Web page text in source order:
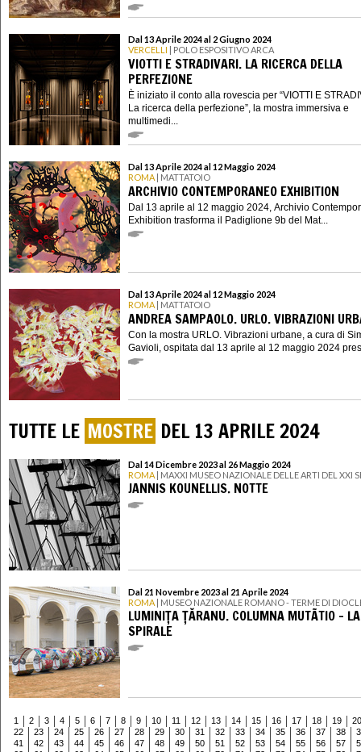
Dal 13 Aprile 2024 al 2 Giugno 2024
VERCELLI | POLO ESPOSITIVO ARCA
VIOTTI E STRADIVARI. LA RICERCA DELLA
PERFEZIONE
È iniziato il conto alla rovescia per “VIOTTI E
La ricerca della perfezione”, la mostra immersiva e
multimedi...
Dal 13 Aprile 2024 al 12 Maggio 2024
ROMA | MATTATOIO
ARCHIVIO CONTEMPORANEO EXHIBITION
Dal 13 aprile al 12 maggio 2024, Archivio
Exhibition trasforma il Padiglione 9b del Mat...
Dal 13 Aprile 2024 al 12 Maggio 2024
ROMA | MATTATOIO
ANDREA SAMPAOLO. URLO. VIBRAZIONI
Con la mostra URLO. Vibrazioni urbane, a cura di
Gavioli, ospitata dal 13 aprile al 12 maggio 2024
TUTTE LE MOSTRE DEL 13 APRILE 2024
Dal 14 Dicembre 2023 al 26 Maggio 2024
ROMA | MAXXI MUSEO NAZIONALE DELLE ARTI DEL XXI
JANNIS KOUNELLIS. NOTTE
Dal 21 Novembre 2023 al 21 Aprile 2024
ROMA | MUSEO NAZIONALE ROMANO - TERME DI
LUMINIȚA ȚĂRANU. COLUMNA MUTÃTIO - LA
SPIRALE
1 2 3 4 5 6 7 8 9 10 11 12 13 14 15 16 17 18 19
20
22
23 24 25 26 27 28 29 30 31 32 33 34 35 36 37 38
41
42 43 44 45 46 47 48 49 50 51 52 53 54 55 56 57